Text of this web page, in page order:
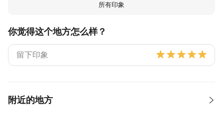
所有印象
你觉得这个地方怎么样？
附近的地方